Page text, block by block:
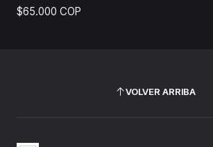
$65.000 COP
VOLVER ARRIBA